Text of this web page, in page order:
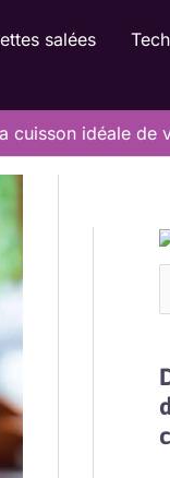
salées
cuisson idéale de